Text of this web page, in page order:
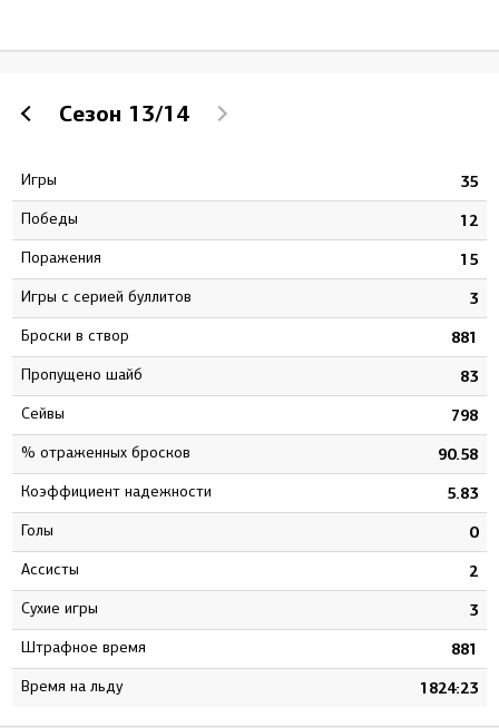
Сезон 13/14
Игры 35
Победы 12
Поражения 15
Игры с серией буллитов 3
Броски в створ 881
Пропущено шайб 83
Сейвы 798
% отраженных бросков 90.58
Коэффициент надежности 5.83
Голы 0
Ассисты 2
Сухие игры 3
штрафное время 881
Время на льду 1824:23